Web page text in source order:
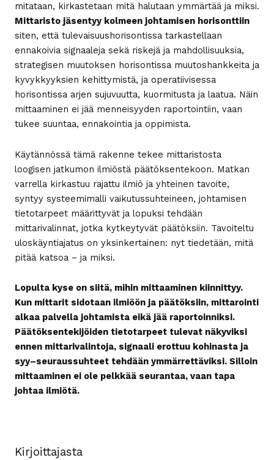
mitataan, kirkastetaan mitä halutaan ymmärtää ja miksi.
Mittaristo jäsentyy kolmeen johtamisen horisonttiin
siten, että tulevaisuushorisontissa tarkastellaan
ennakoivia signaaleja sekä riskejä ja mahdollisuuksia,
strategisen muutoksen horisontissa muutoshankkeita ja
kyvykkyyksien kehittymistä, ja operatiivisessa
horisontissa arjen sujuvuutta, kuormitusta ja laatua. Näin
mittaaminen ei jää menneisyyden raportointiin, vaan
tukee suuntaa, ennakointia ja oppimista.
Käytännössä tämä rakenne tekee mittaristosta
loogisen jatkumon ilmiöstä päätöksentekoon. Matkan
varrella kirkastuu rajattu ilmiö ja yhteinen tavoite,
syntyy systeemimalli vaikutussuhteineen, johtamisen
tietotarpeet määrittyvät ja lopuksi tehdään
mittarivalinnat, jotka kytkeytyvät päätöksiin. Tavoiteltu
uloskäyntiajatus on yksinkertainen: nyt tiedetään, mitä
pitää katsoa – ja miksi.
Lopulta kyse on siitä, mihin mittaaminen kiinnittyy.
Kun mittarit sidotaan ilmiöön ja päätöksiin, mittarointi
alkaa palvella johtamista eikä jää raportoinniksi.
Päätöksentekijöiden tietotarpeet tulevat näkyviksi
ennen mittarivalintoja, signaali erottuu kohinasta ja
syy–seuraussuhteet tehdään ymmärrettäviksi. Silloin
mittaaminen ei ole pelkkää seurantaa, vaan tapa
johtaa ilmiötä.
Kirjoittajasta